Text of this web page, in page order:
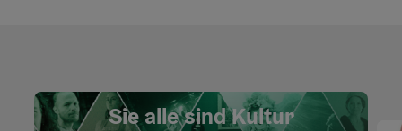
Sie alle sind Kultur